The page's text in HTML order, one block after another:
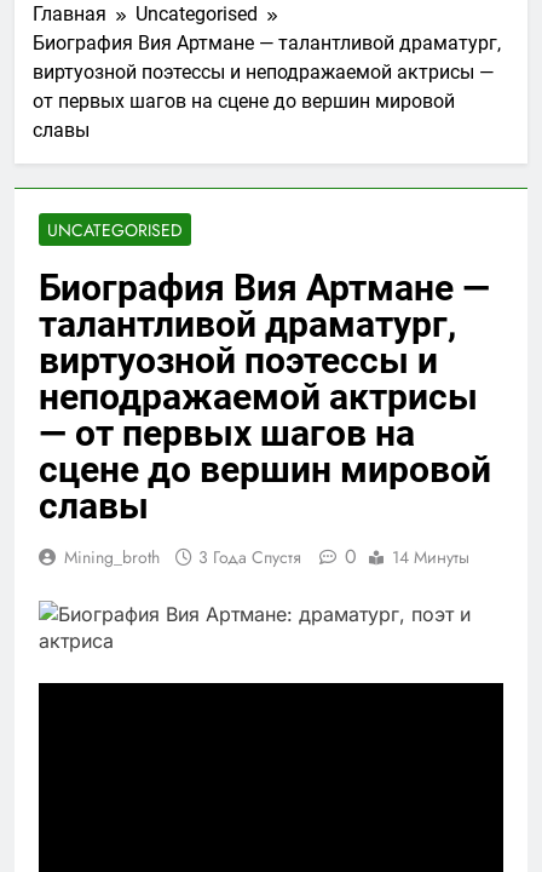
Главная
Uncategorised
Биография Вия Артмане — талантливой драматург,
виртуозной поэтессы и неподражаемой актрисы —
от первых шагов на сцене до вершин мировой
славы
UNCATEGORISED
Биография Вия Артмане —
талантливой драматург,
виртуозной поэтессы и
неподражаемой актрисы
— от первых шагов на
сцене до вершин мировой
славы
Mining_broth 3 Года Спустя 0 14 Минуты